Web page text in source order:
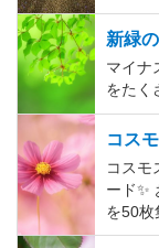
新緑
マイナ
をたく
コス
コスモ
ード✨️
を50枚